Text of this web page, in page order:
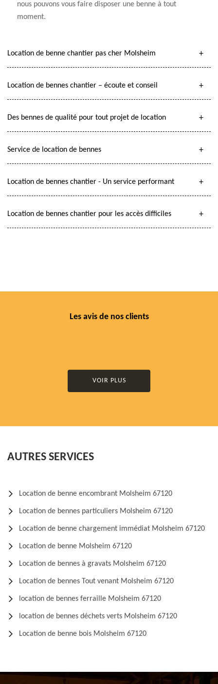
nous pouvons vous faire disposer une benne à tout
moment.
Location de benne chantier pas cher Molsheim
Location de bennes chantier – écoute et conseil
Des bennes de qualité pour tout projet de location
Service de location de bennes
Location de bennes chantier - Un service performant
Location de bennes chantier pour les accès difficiles
Les avis de nos clients
VOIR PLUS
AUTRES SERVICES
Location de benne encombrant Molsheim 67120
Location de bennes particuliers Molsheim 67120
Location de benne chargement immédiat Molsheim 67120
Location de benne Molsheim 67120
Location de bennes à gravats Molsheim 67120
Location de bennes Tout venant Molsheim 67120
location de bennes ferraille Molsheim 67120
location de bennes déchets verts Molsheim 67120
Location de benne bois Molsheim 67120